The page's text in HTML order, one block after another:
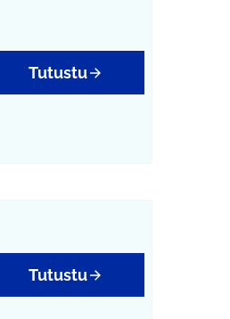
Tutustu
Tutustu